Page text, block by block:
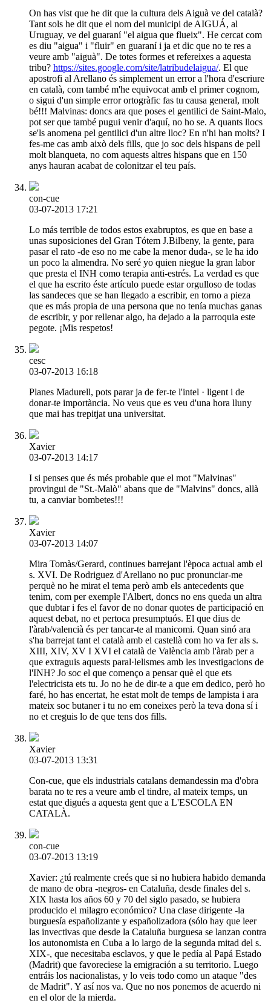
On has vist que he dit que la cultura dels Aiguà ve del català?
Tant sols he dit que el nom del municipi de AIGUÁ, al
Uruguay, ve del guaraní "el aigua que flueix". He cercat com
es diu "aigua" i "fluir" en guaraní i ja et dic que no te res a
veure amb "aiguà". De totes formes et refereixes a aquesta
tribu? https://sites.google.com/site/latribudelaigua/. El que
apostrofi al Arellano és simplement un error a l'hora d'escriure
en català, com també m'he equivocat amb el primer cognom,
o sigui d'un simple error ortogràfic fas tu causa general, molt
bé!!! Malvinas: doncs ara que poses el gentilici de Saint-Malo,
pot ser que també pugui venir d'aquí, no ho se. A quants llocs
se'ls anomena pel gentilici d'un altre lloc? En n'hi han molts? I
fes-me cas amb això dels fills, que jo soc dels hispans de pell
molt blanqueta, no com aquests altres hispans que en 150
anys hauran acabat de colonitzar el teu país.
con-cue
03-07-2013 17:21
Lo más terrible de todos estos exabruptos, es que en base a
unas suposiciones del Gran Tótem J.Bilbeny, la gente, para
pasar el rato -de eso no me cabe la menor duda-, se le ha ido
un poco la almendra. No seré yo quien niegue la gran labor
que presta el INH como terapia anti-estrés. La verdad es que
el que ha escrito éste artículo puede estar orgulloso de todas
las sandeces que se han llegado a escribir, en torno a pieza
que es más propia de una persona que no tenía muchas ganas
de escribir, y por rellenar algo, ha dejado a la parroquia este
pegote. ¡Mis respetos!
cesc
03-07-2013 16:18
Planes Madurell, pots parar ja de fer-te l'intel · ligent i de
donar-te importància. No veus que es veu d'una hora lluny
que mai has trepitjat una universitat.
Xavier
03-07-2013 14:17
I si penses que és més probable que el mot "Malvinas"
provingui de "St.-Malò" abans que de "Malvins" doncs, allà
tu, a canviar bombetes!!!
Xavier
03-07-2013 14:07
Mira Tomàs/Gerard, continues barrejant l'època actual amb el
s. XVI. De Rodriguez d'Arellano no puc pronunciar-me
perquè no he mirat el tema però amb els antecedents que
tenim, com per exemple l'Albert, doncs no ens queda un altra
que dubtar i fes el favor de no donar quotes de participació en
aquest debat, no et pertoca presumptuós. El que dius de
l'àrab/valencià és per tancar-te al manicomi. Quan sinó ara
s'ha barrejat tant el català amb el castellà com ho va fer als s.
XIII, XIV, XV I XVI el català de València amb l'àrab per a
que extraguis aquests paral·lelismes amb les investigacions de
l'INH? Jo soc el que començo a pensar què el que ets
l'electricista ets tu. Jo no he de dir-te a que em dedico, però ho
faré, ho has encertat, he estat molt de temps de lampista i ara
mateix soc butaner i tu no em coneixes però la teva dona sí i
no et creguis lo de que tens dos fills.
Xavier
03-07-2013 13:31
Con-cue, que els industrials catalans demandessin ma d'obra
barata no te res a veure amb el tindre, al mateix temps, un
estat que digués a aquesta gent que a L'ESCOLA EN
CATALÀ.
con-cue
03-07-2013 13:19
Xavier: ¿tú realmente creés que si no hubiera habido demanda
de mano de obra -negros- en Cataluña, desde finales del s.
XIX hasta los años 60 y 70 del siglo pasado, se hubiera
producido el milagro económico? Una clase dirigente -la
burguesía españolizante y españolizadora (sólo hay que leer
las invectivas que desde la Cataluña burguesa se lanzan contra
los autonomista en Cuba a lo largo de la segunda mitad del s.
XIX-, que necesitaba esclavos, y que le pedía al Papá Estado
(Madrit) que favoreciese la emigración a su territorio. Luego
entráis los nacionalistas, y lo veis todo como un ataque "des
de Madrit". Y así nos va. Que no nos ponemos de acuerdo ni
en el olor de la mierda.